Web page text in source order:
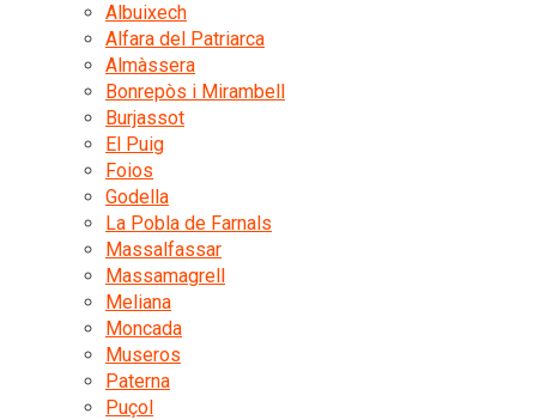
Albuixech
Alfara del Patriarca
Almàssera
Bonrepòs i Mirambell
Burjassot
El Puig
Foios
Godella
La Pobla de Farnals
Massalfassar
Massamagrell
Meliana
Moncada
Museros
Paterna
Puçol